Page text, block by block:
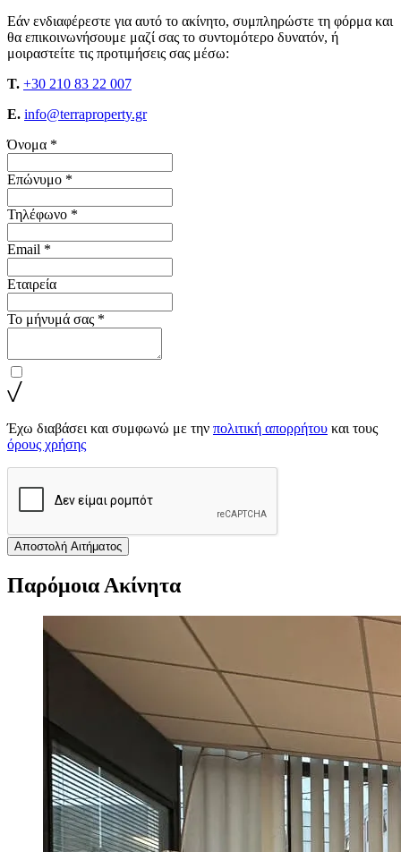
Εάν ενδιαφέρεστε για αυτό το ακίνητο, συμπληρώστε τη φόρμα και
θα επικοινωνήσουμε μαζί σας το συντομότερο δυνατόν, ή
μοιραστείτε τις προτιμήσεις σας μέσω:
T. +30 210 83 22 007
E. info@terraproperty.gr
Όνομα *
Επώνυμο *
Τηλέφωνο *
Email *
Εταιρεία
Το μήνυμά σας *
Έχω διαβάσει και συμφωνώ με την πολιτική απορρήτου και τους
όρους χρήσης
Αποστολή Αιτήματος
Παρόμοια Ακίνητα